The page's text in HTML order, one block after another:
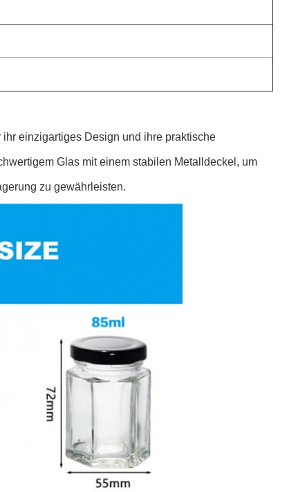
einzigartiges Design und ihre praktische
Glas mit einem stabilen Metalldeckel, um
zu gewährleisten.